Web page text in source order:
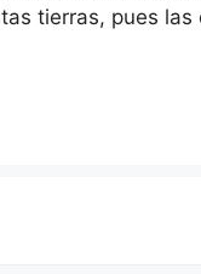
tierras, pues las